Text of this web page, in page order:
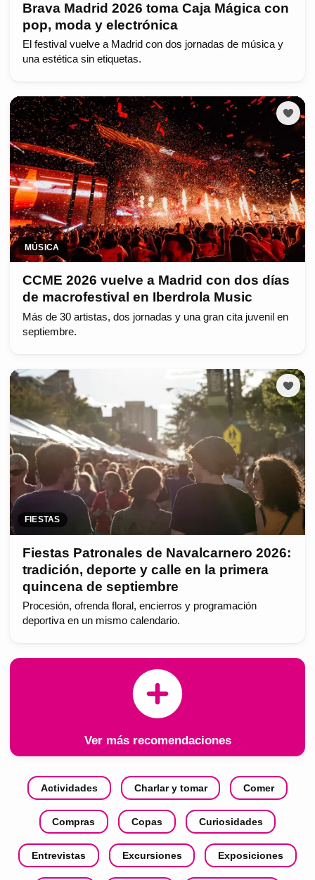
Brava Madrid 2026 toma Caja Mágica con
pop, moda y electrónica
El festival vuelve a Madrid con dos jornadas de música y
una estética sin etiquetas.
MÚSICA
CCME 2026 vuelve a Madrid con dos días
de macrofestival en Iberdrola Music
Más de 30 artistas, dos jornadas y una gran cita juvenil en
septiembre.
FIESTAS
Fiestas Patronales de Navalcarnero 2026:
tradición, deporte y calle en la primera
quincena de septiembre
Procesión, ofrenda floral, encierros y programación
deportiva en un mismo calendario.
Ver más recomendaciones
Actividades Charlar y tomar Comer
Compras Copas Curiosidades
Entrevistas Excursiones Exposiciones